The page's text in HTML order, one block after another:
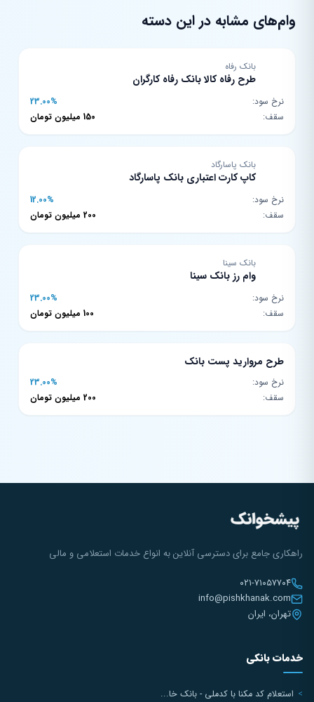
وام‌های مشابه در این دسته
بانک رفاه
طرح رفاه کالا بانک رفاه کارگران
نرخ سود:
23.00%
سقف:
150 میلیون تومان
بانک پاسارگاد
کاپ کارت اعتباری بانک پاسارگاد
نرخ سود:
12.00%
سقف:
200 میلیون تومان
بانک سینا
وام رز بانک سینا
نرخ سود:
23.00%
سقف:
100 میلیون تومان
طرح مروارید پست بانک
نرخ سود:
23.00%
سقف:
200 میلیون تومان
راهکاری جامع برای دسترسی آنلاین به انواع خدمات استعلامی و مالی
۰۲۱-۷۱۰۵۷۷۰۴
info@pishkhanak.com
تهران، ایران
خدمات بانکی
استعلام کد مکنا با کدملی - بانک خا...